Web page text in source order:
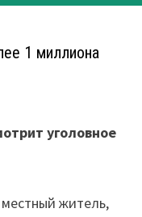
1 миллиона
уголовное
житель,